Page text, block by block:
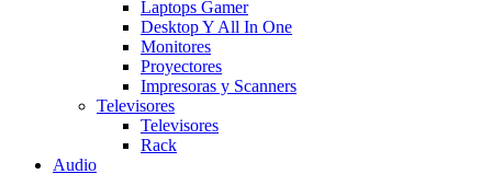
Laptops Gamer
Desktop Y All In One
Monitores
Proyectores
Impresoras y Scanners
Televisores
Televisores
Rack
Audio